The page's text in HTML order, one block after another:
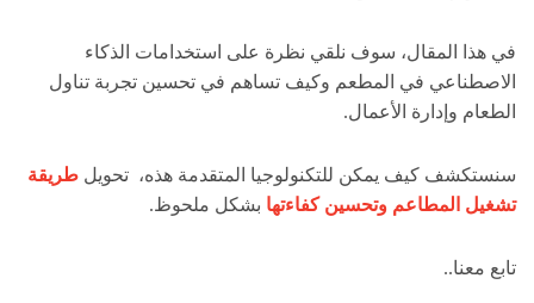
في هذا المقال، سوف نلقي نظرة على استخدامات الذكاء
الاصطناعي في المطعم وكيف تساهم في تحسين تجربة تناول
الطعام وإدارة الأعمال.
سنستكشف كيف يمكن للتكنولوجيا المتقدمة هذه، تحويل طريقة
تشغيل المطاعم وتحسين كفاءتها بشكل ملحوظ.
تابع معنا..